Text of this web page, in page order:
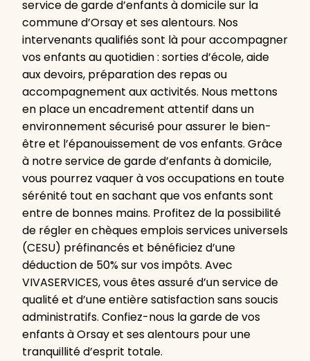
service de garde d’enfants à domicile sur la
commune d’Orsay et ses alentours. Nos
intervenants qualifiés sont là pour accompagner
vos enfants au quotidien : sorties d’école, aide
aux devoirs, préparation des repas ou
accompagnement aux activités. Nous mettons
en place un encadrement attentif dans un
environnement sécurisé pour assurer le bien-
être et l’épanouissement de vos enfants. Grâce
à notre service de garde d’enfants à domicile,
vous pourrez vaquer à vos occupations en toute
sérénité tout en sachant que vos enfants sont
entre de bonnes mains. Profitez de la possibilité
de régler en chèques emplois services universels
(CESU) préfinancés et bénéficiez d’une
déduction de 50% sur vos impôts. Avec
VIVASERVICES, vous êtes assuré d’un service de
qualité et d’une entière satisfaction sans soucis
administratifs. Confiez-nous la garde de vos
enfants à Orsay et ses alentours pour une
tranquillité d’esprit totale.